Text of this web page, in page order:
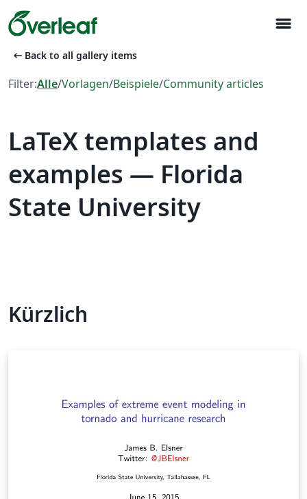
menu
arrow_left_alt Back to all gallery items
Filter:Alle/Vorlagen/Beispiele/Community articles
LaTeX templates and
examples — Florida
State University
Kürzlich